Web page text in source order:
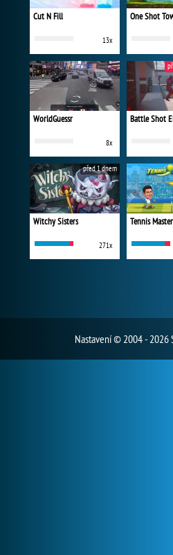
Cut N Fill
13x
WorldGuessr
8x
Battle Shot
Witchy Sisters
271x
před 1 dnem
Tennis
Nastavení© 2004 - 2026